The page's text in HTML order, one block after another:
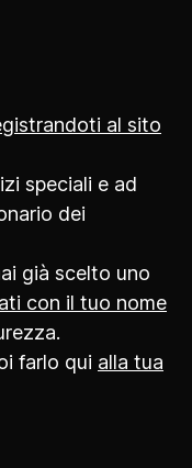
al sito
speciali e ad
dei
già scelto uno
con il tuo nome
farlo qui alla tua